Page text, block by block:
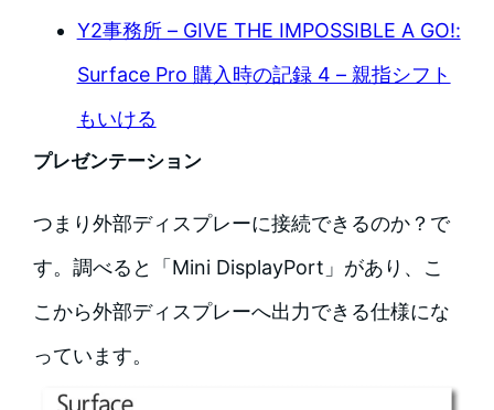
Y2事務所 – GIVE THE IMPOSSIBLE A GO!:
Surface Pro 購入時の記録 4 – 親指シフト
もいける
プレゼンテーション
つまり外部ディスプレーに接続できるのか？で
す。調べると「Mini DisplayPort」があり、こ
こから外部ディスプレーへ出力できる仕様にな
っています。